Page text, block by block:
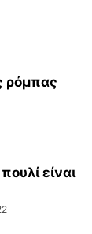
ρόμπας
είναι